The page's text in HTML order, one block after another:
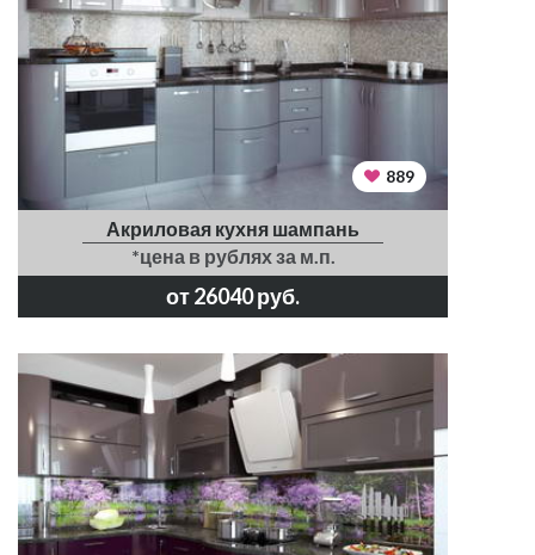
889
Акриловая кухня шампань
*цена в рублях за м.п.
от 26040 руб.